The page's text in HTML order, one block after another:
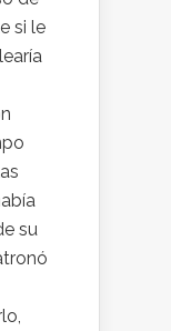
si le
su